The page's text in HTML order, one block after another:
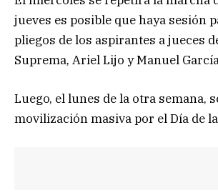
jueves es posible que haya sesión
pliegos de los aspirantes a jueces
Suprema, Ariel Lijo y Manuel
Luego, el lunes de la otra semana,
movilización masiva por el Día de